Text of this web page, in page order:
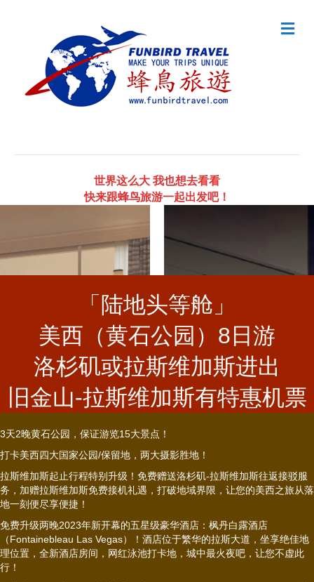
世界这么大 我也想去看看
快来跟蜂鸟旅游一起出发吧！
「陆地头等舱」
美西（黄石公园）8日游
洛杉矶或拉斯维加斯进出
旧金山-拉斯维加斯有特惠机票
3天2晚黄石公园，保证游览15大景点！
打卡美西四大国家公园/保留地，两大摄影胜地！
拉斯维加斯起止行程特别升级！免费赠送洛杉矶-拉斯维加斯往返接驳服
务，加赠拉斯维加斯免费接机礼遇，打破地域界限，让您的美西之旅从落
地一刻便尽享便捷！
免费升级两晚2023年新开幕的五星级豪华酒店：枫丹白露酒店
（Fontainebleau Las Vegas）！酒店位于繁华的拉斯大道，坐享绝佳地
理位置，全新酒店房间，网红泳池打卡地，城中最火夜吧，让您不虚此
行！